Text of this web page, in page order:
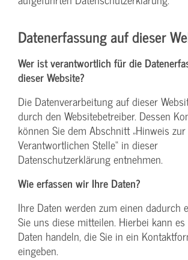
Datenerfassung auf dieser
Wer ist verantwortlich für die
dieser Website?
Die Datenverarbeitung auf dieser
durch den Websitebetreiber. Dessen
können Sie dem Abschnitt „Hinweis zur
Verantwortlichen Stelle“ in dieser
Datenschutzerklärung entnehmen.
Wie erfassen wir Ihre Daten?
Ihre Daten werden zum einen dadurch
Sie uns diese mitteilen. Hierbei kann
Daten handeln, die Sie in ein
eingeben.